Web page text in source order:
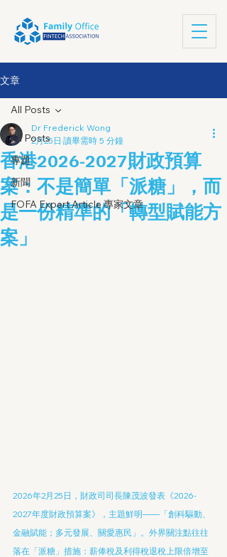
文章
All Posts
專題
新聞
FOFA Expert Article 專家文章
All Posts
香港2026-2027財政預算
案：不是簡單「派糖」，而
是一份精準的「轉型賦能方
案」
Dr Frederick Wong
2月25日 讀畢需時 5 分鐘
2026年2月25日，財政司司長陳茂波發表《2026-
2027年度財政預算案》，主題鮮明——「創科驅動、
金融賦能；多元發展、關愛惠民」。外界關注點往往
落在「派糖」措施：薪俸稅及利得稅退稅上限倍增至